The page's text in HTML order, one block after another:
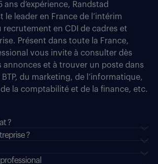
ans d’expérience, Randstad
le leader en France de l’intérim
recrutement en CDI de cadres et
Présent dans toute la France,
vous invite à consulter dès
annonces et à trouver un poste dans
BTP, du marketing, de l’informatique,
la comptabilité et de la finance, etc.
?
?